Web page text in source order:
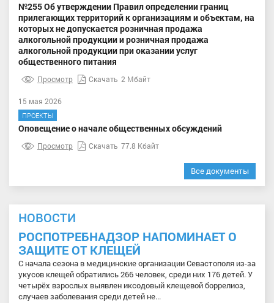
№255 Об утверждении Правил определении границ
прилегающих территорий к организациям и объектам, на
которых не допускается розничная продажа
алкогольной продукции и розничная продажа
алкогольной продукции при оказании услуг
общественного питания
Просмотр Скачать 2 Мбайт
15 мая 2026
ПРОЕКТЫ
Оповещение о начале общественных обсуждений
Просмотр Скачать 77.8 Кбайт
Все документы
НОВОСТИ
РОСПОТРЕБНАДЗОР НАПОМИНАЕТ О
ЗАЩИТЕ ОТ КЛЕЩЕЙ
С начала сезона в медицинские организации Севастополя из-за
укусов клещей обратились 266 человек, среди них 176 детей. У
четырёх взрослых выявлен иксодовый клещевой боррелиоз,
случаев заболевания среди детей не...